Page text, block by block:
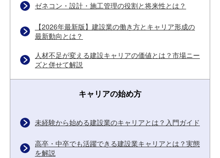
ゼネコン・設計・施工管理の役割と将来性とは？
【2026年最新版】建設業の働き方とキャリア形成の
最新動向とは？
人材不足が変える建設キャリアの価値とは？市場ニー
ズと併せて解説
キャリアの始め方
未経験から始める建設業のキャリアとは？入門ガイド
高卒・中卒でも活躍できる建設業キャリアとは？実態
を解説